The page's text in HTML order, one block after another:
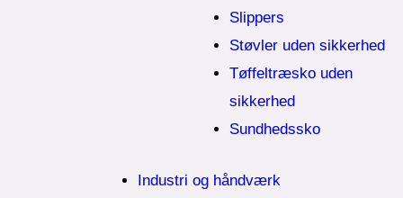
Slippers
Støvler uden sikkerhed
Tøffeltræsko uden
sikkerhed
Sundhedssko
Industri og håndværk